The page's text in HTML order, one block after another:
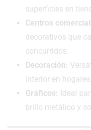
superficies en
Centros
decorativos que
concurridos.
Decoración:
interior en
Gráficos: Ideal
brillo metálico y